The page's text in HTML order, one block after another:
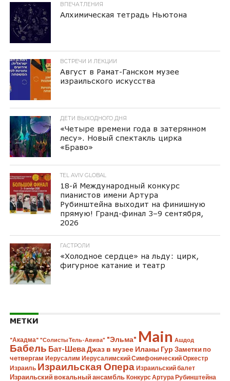
ВПЕЧАТЛЕНИЯ
Алхимическая тетрадь Ньютона
ВСТРЕЧИ И ЛЕКЦИИ
Август в Рамат-Ганском музее
израильского искусства
ДЕТИ ВЫХОДНОГО ДНЯ
«Четыре времени года в затерянном
лесу». Новый спектакль цирка
«Браво»
TEL AVIV GLOBAL
18-й Международный конкурс
пианистов имени Артура
Рубинштейна выходит на финишную
прямую! Гранд-финал 3–9 сентября,
2026
ГАСТРОЛИ
«Холодное сердце» на льду: цирк,
фигурное катание и театр
МЕТКИ
"Акадма" "Солисты Тель-Авива" "Эльма" Main Ашдод
Бабель Бат-ШеваДжаз в музее Иланы Гур Заметки по
четвергам Иерусалим Иерусалимский Симфонический Оркестр
Израиль Израильская Опера Израильский балет
Израильский вокальный ансамбль Конкурс Артура Рубинштейна